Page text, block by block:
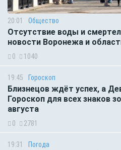
20:01 Общество
Отсутствие воды и
новости Воронежа и
0 1040
19:45 Гороскоп
Близнецов ждёт успех, а
Гороскоп для всех знаков
августа
0 2781
19:31 Погода